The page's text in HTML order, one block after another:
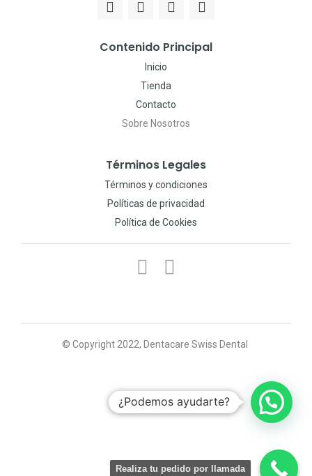
Contenido Principal
Inicio
Tienda
Contacto
Sobre Nosotros
Términos Legales
Términos y condiciones
Políticas de privacidad
Política de Cookies
© Copyright 2022, Dentacare Swiss Dental
¿Podemos ayudarte?
Realiza tu pedido por llamada